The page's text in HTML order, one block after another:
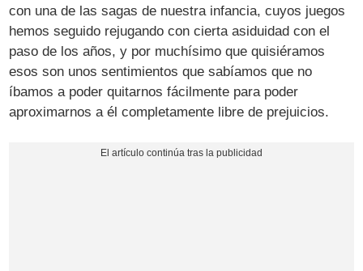
con una de las sagas de nuestra infancia, cuyos juegos
hemos seguido rejugando con cierta asiduidad con el
paso de los años, y por muchísimo que quisiéramos
esos son unos sentimientos que sabíamos que no
íbamos a poder quitarnos fácilmente para poder
aproximarnos a él completamente libre de prejuicios.